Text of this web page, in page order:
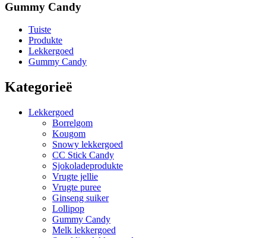
Gummy Candy
Tuiste
Produkte
Lekkergoed
Gummy Candy
Kategorieë
Lekkergoed
Borrelgom
Kougom
Snowy lekkergoed
CC Stick Candy
Sjokoladeprodukte
Vrugte jellie
Vrugte puree
Ginseng suiker
Lollipop
Gummy Candy
Melk lekkergoed